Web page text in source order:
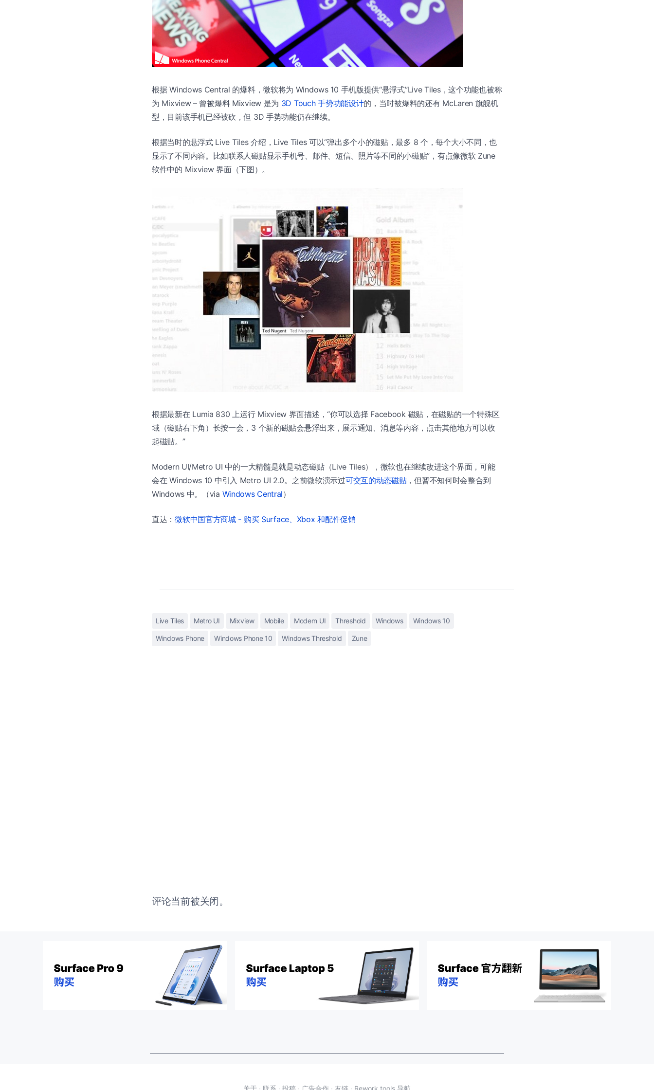
根据 Windows Central 的爆料，微软将为 Windows 10 手机版提供“悬浮式”Live Tiles，这个功能也被称
为 Mixview – 曾被爆料 Mixview 是为 3D Touch 手势功能设计的，当时被爆料的还有 McLaren 旗舰机
型，目前该手机已经被砍，但 3D 手势功能仍在继续。
根据当时的悬浮式 Live Tiles 介绍，Live Tiles 可以“弹出多个小的磁贴，最多 8 个，每个大小不同，也
显示了不同内容。比如联系人磁贴显示手机号、邮件、短信、照片等不同的小磁贴”，有点像微软 Zune
软件中的 Mixview 界面（下图）。
根据最新在 Lumia 830 上运行 Mixview 界面描述，“你可以选择 Facebook 磁贴，在磁贴的一个特殊区
域（磁贴右下角）长按一会，3 个新的磁贴会悬浮出来，展示通知、消息等内容，点击其他地方可以收
起磁贴。”
Modern UI/Metro UI 中的一大精髓是就是动态磁贴（Live Tiles），微软也在继续改进这个界面，可能
会在 Windows 10 中引入 Metro UI 2.0。之前微软演示过可交互的动态磁贴，但暂不知何时会整合到
Windows 中。（via Windows Central）
直达：微软中国官方商城 - 购买 Surface、Xbox 和配件促销
Live Tiles Metro UI Mixview Mobile Modern UI Threshold Windows Windows 10
Windows Phone Windows Phone 10 Windows Threshold Zune
评论当前被关闭。
关于 · 联系 · 投稿 · 广告合作 · 友链 · Rework.tools 导航